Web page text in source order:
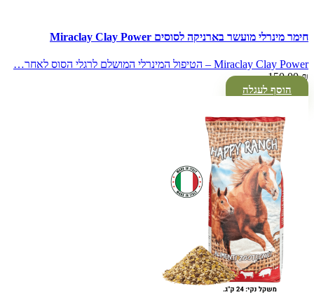
חימר מינרלי מועשר בארניקה לסוסים Miraclay Clay Power
Miraclay Clay Power – הטיפול המינרלי המושלם לרגלי הסוס לאחר…
150.00₪
הוסף לעגלה